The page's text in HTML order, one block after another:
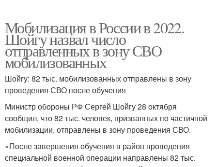
Мобилизация в России в 2022.
Шойгу назвал число
отправленных в зону СВО
мобилизованных
Шойгу: 82 тыс. мобилизованных отправлены в зону
проведения СВО после обучения
Министр обороны РФ Сергей Шойгу 28 октября
сообщил, что 82 тыс. человек, призванных по частичной
мобилизации, отправлены в зону проведения СВО.
«После завершения обучения в район проведения
специальной военной операции направлены 82 тыс.